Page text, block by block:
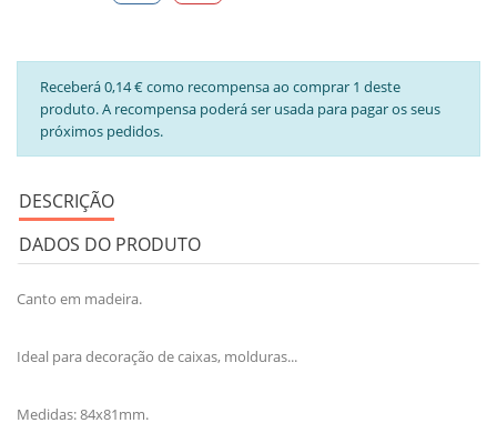
Receberá 0,14 € como recompensa ao comprar 1 deste
produto. A recompensa poderá ser usada para pagar os seus
próximos pedidos.
DESCRIÇÃO
DADOS DO PRODUTO
Canto em madeira.
Ideal para decoração de caixas, molduras...
Medidas: 84x81mm.